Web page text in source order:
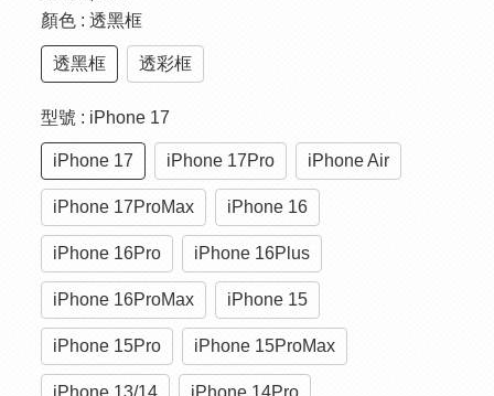
顏色 : 透黑框
透黑框 透彩框
型號 : iPhone 17
iPhone 17 iPhone 17Pro iPhone Air
iPhone 17ProMax iPhone 16
iPhone 16Pro iPhone 16Plus
iPhone 16ProMax iPhone 15
iPhone 15Pro iPhone 15ProMax
iPhone 13/14 iPhone 14Pro